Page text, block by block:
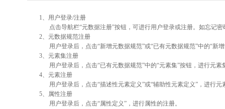
1、用户登录/注册
点击导航栏“元数据注册”按钮，可进行用户登录或注册。如忘记
2、元数据规范注册
用户登录后，点击“新增元数据规范”或“已有元数据规范”中的“新
3、元素集注册
用户登录后，点击“已有元数据规范”中的“元素集”按钮，进行元素
4、元素注册
用户登录后，点击“描述性元素定义”或“辅助性元素定义”，进行元
5、属性注册
用户登录后，点击“属性定义”，进行属性的注册。